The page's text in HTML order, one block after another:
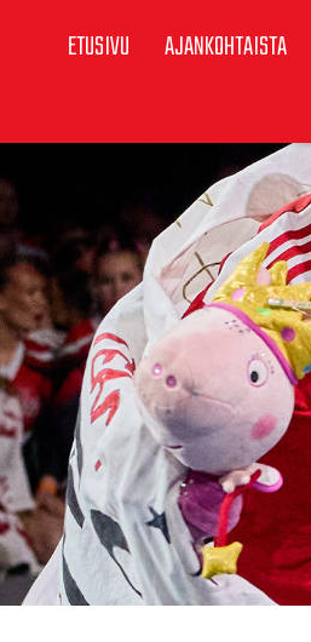
ETUSIVU AJANKOHTAISTA